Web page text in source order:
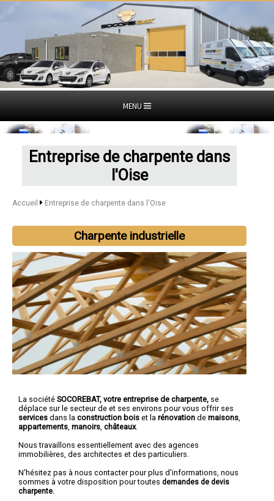
MENU
Entreprise de charpente dans
l'Oise
Accueil Entreprise de charpente dans l'Oise
Charpente industrielle
La société SOCOREBAT, votre entreprise de charpente, se
déplace sur le secteur de et ses environs pour vous offrir ses
services dans la construction bois et la rénovation de maisons
appartements manoirs châteaux.
Nous travaillons essentiellement avec des agences
immobilières, des architectes et des particuliers.
N'hésitez pas à nous contacter pour plus d'informations, nous
sommes à votre disposition pour toutes demandes de devis
charpente.